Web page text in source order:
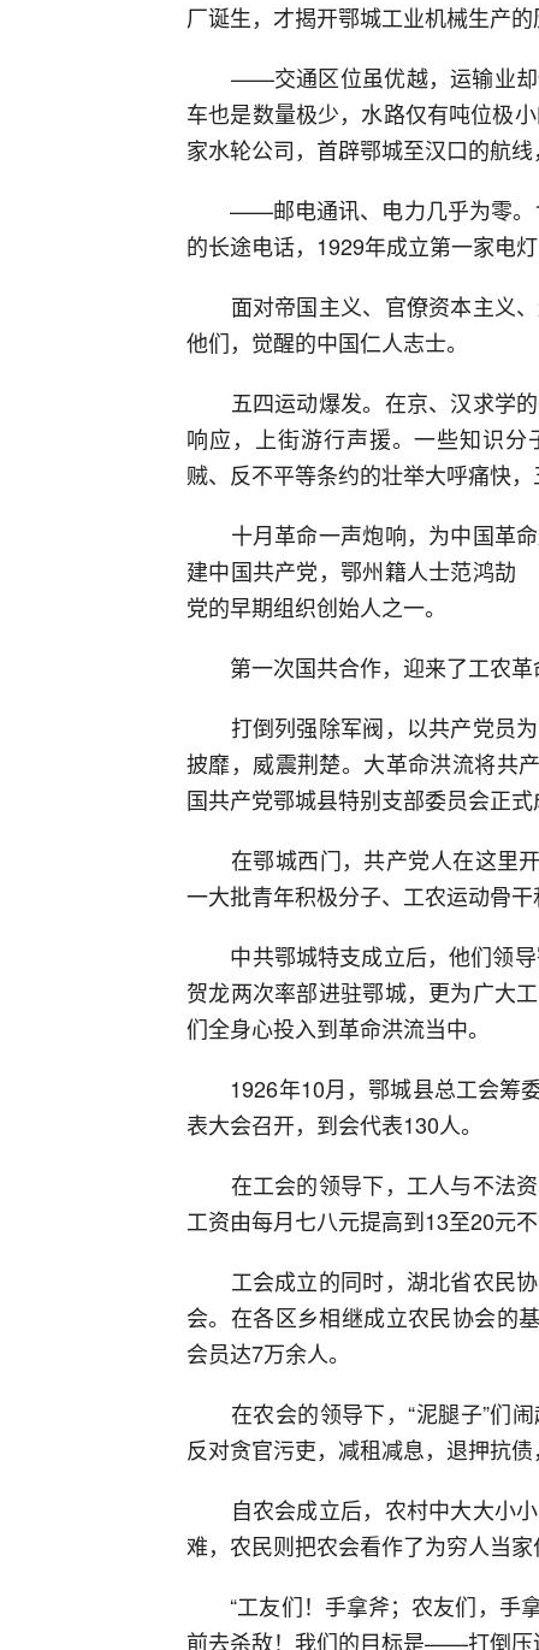
厂诞生，才揭开鄂城工业机械生产
——交通区位虽优越，运输业却
车也是数量极少，水路仅有吨位极
家水轮公司，首辟鄂城至汉口的航
——邮电通讯、电力几乎为零。
的长途电话，1929年成立第一家电
面对帝国主义、官僚资本主义、
他们，觉醒的中国仁人志士。
五四运动爆发。在京、汉求学的
响应，上街游行声援。一些知识分
贼、反不平等条约的壮举大呼痛快
十月革命一声炮响，为中国革命
建中国共产党，鄂州籍人士范鸿劼
党的早期组织创始人之一。
第一次国共合作，迎来了工农革
打倒列强除军阀，以共产党员为
披靡，威震荆楚。大革命洪流将共
国共产党鄂城县特别支部委员会正
在鄂城西门，共产党人在这里开
一大批青年积极分子、工农运动骨
中共鄂城特支成立后，他们领导
贺龙两次率部进驻鄂城，更为广大
们全身心投入到革命洪流当中。
1926年10月，鄂城县总工会筹
表大会召开，到会代表130人。
在工会的领导下，工人与不法资
工资由每月七八元提高到13至20元
工会成立的同时，湖北省农民协
会。在各区乡相继成立农民协会的
会员达7万余人。
在农会的领导下，“泥腿子”们闹
反对贪官污吏，减租减息，退押抗
自农会成立后，农村中大大小小
难，农民则把农会看作了为穷人当家
“工友们！手拿斧；农友们，手
前去杀敌！我们的目标是——打倒压